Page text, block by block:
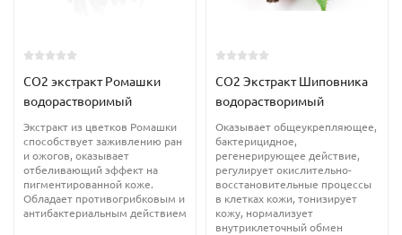
CO2 экстракт Ромашки
водорастворимый
Экстракт из цветков Ромашки
способствует заживлению ран
и ожогов, оказывает
отбеливающий эффект на
пигментированной коже.
Обладает противогрибковым и
антибактериальным действием
CO2 Экстракт Шиповника
водорастворимый
Оказывает общеукрепляющее,
бактерицидное,
регенерирующее действие,
регулирует окислительно-
восстановительные процессы
в клетках кожи, тонизирует
кожу, нормализует
внутриклеточный обмен